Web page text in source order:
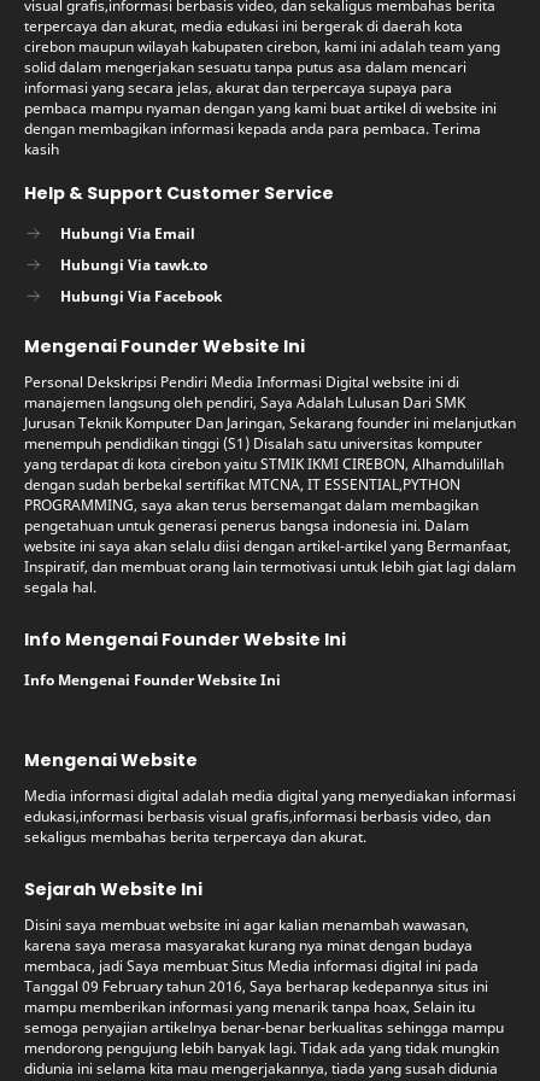
Mengenai Website
Media informasi digital adalah media digital yang menyediakan informasi
edukasi,informasi berbasis visual grafis,informasi berbasis video, dan
sekaligus membahas berita terpercaya dan akurat.
Sejarah Website Ini
Disini saya membuat website ini agar kalian menambah wawasan,
karena saya merasa masyarakat kurang nya minat dengan budaya
membaca, jadi Saya membuat Situs Media informasi digital ini pada
Tanggal 09 February tahun 2016, Saya berharap kedepannya situs ini
mampu memberikan informasi yang menarik tanpa hoax, Selain itu
semoga penyajian artikelnya benar-benar berkualitas sehingga mampu
mendorong pengujung lebih banyak lagi. Tidak ada yang tidak mungkin
didunia ini selama kita mau mengerjakannya, tiada yang susah didunia
visual grafis,informasi berbasis video, dan sekaligus membahas berita
terpercaya dan akurat, media edukasi ini bergerak di daerah kota
cirebon maupun wilayah kabupaten cirebon, kami ini adalah team yang
solid dalam mengerjakan sesuatu tanpa putus asa dalam mencari
informasi yang secara jelas, akurat dan terpercaya supaya para
pembaca mampu nyaman dengan yang kami buat artikel di website ini
dengan membagikan informasi kepada anda para pembaca. Terima
kasih
Help & Support Customer Service
Hubungi Via Email
Hubungi Via tawk.to
Hubungi Via Facebook
Mengenai Founder Website Ini
Personal Dekskripsi Pendiri Media Informasi Digital website ini di
manajemen langsung oleh pendiri, Saya Adalah Lulusan Dari SMK
Jurusan Teknik Komputer Dan Jaringan, Sekarang founder ini melanjutkan
menempuh pendidikan tinggi (S1) Disalah satu universitas komputer
yang terdapat di kota cirebon yaitu STMIK IKMI CIREBON, Alhamdulillah
dengan sudah berbekal sertifikat MTCNA, IT ESSENTIAL,PYTHON
PROGRAMMING, saya akan terus bersemangat dalam membagikan
pengetahuan untuk generasi penerus bangsa indonesia ini. Dalam
website ini saya akan selalu diisi dengan artikel-artikel yang Bermanfaat,
Inspiratif, dan membuat orang lain termotivasi untuk lebih giat lagi dalam
segala hal.
Info Mengenai Founder Website Ini
Info Mengenai Founder Website Ini